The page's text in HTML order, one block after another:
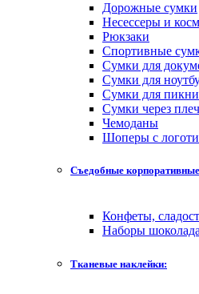
Дорожные сумки
Несессеры и
Рюкзаки
Спортивные
Сумки для
Сумки для
Сумки для
Сумки через
Чемоданы
Шоперы с
Съедобные
Конфеты,
Наборы
Тканевые наклейки: